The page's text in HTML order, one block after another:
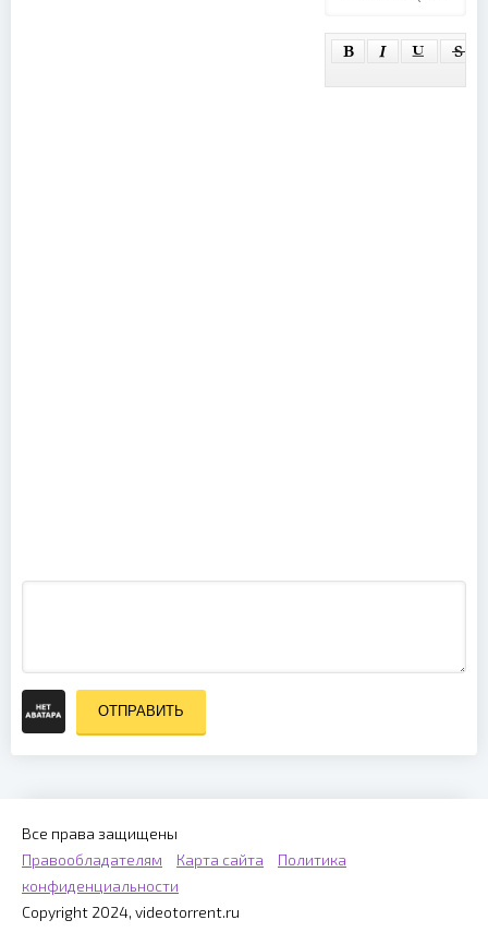
ОТПРАВИТЬ
Все права защищены
Правообладателям
Карта сайта
Политика
конфиденциальности
Copyright 2024, videotorrent.ru